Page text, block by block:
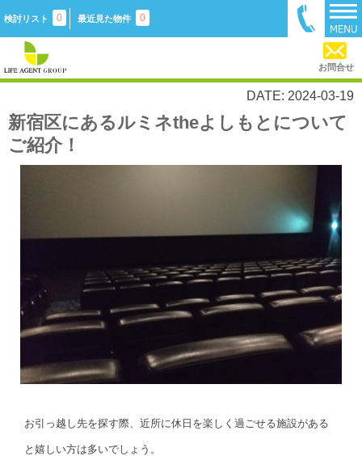
検討リスト 0 最近見た物件 0
お問合せ
DATE: 2024-03-19
新宿区にあるルミネtheよしもとについて
ご紹介！
お引っ越し先を探す際、近所に休日を楽しく過ごせる施設がある
と嬉しい方は多いでしょう。